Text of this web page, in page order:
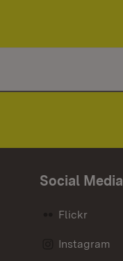
Social Media
Flickr
Instagram